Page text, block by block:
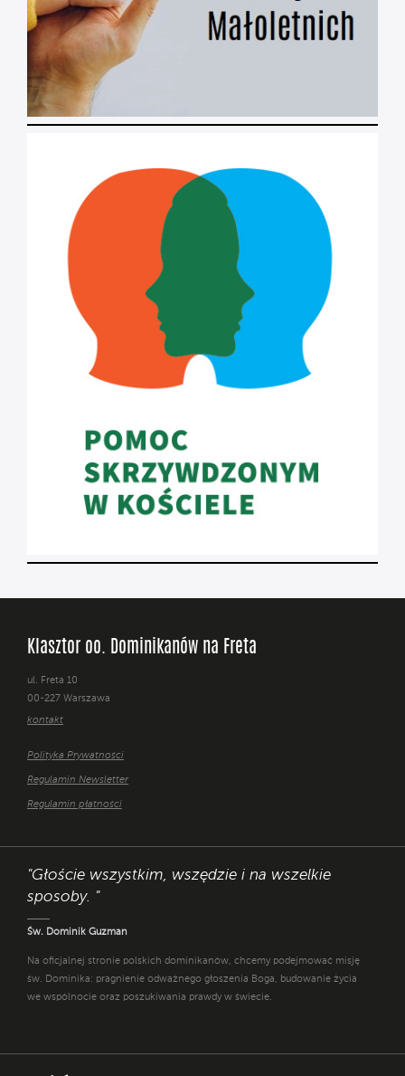
Klasztor oo. Dominikanów na Freta
ul. Freta 10
00-227 Warszawa
kontakt
Polityka Prywatności
Regulamin Newsletter
Regulamin płatności
"Głoście wszystkim, wszędzie i na wszelkie
sposoby. "
Św. Dominik Guzman
Na oficjalnej stronie polskich dominikanów, chcemy podejmować misję
św. Dominika: pragnienie odważnego głoszenia Boga, budowanie życia
we wspólnocie oraz poszukiwania prawdy w świecie.